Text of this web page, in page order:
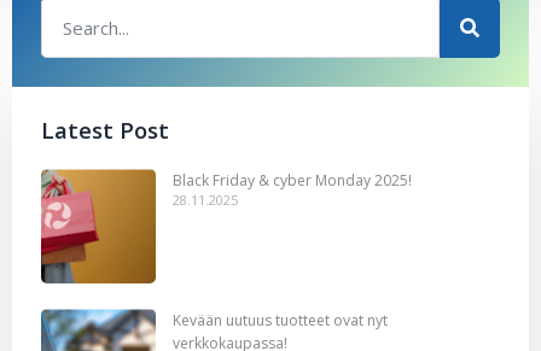
Latest Post
Black Friday & cyber Monday 2025!
28.11.2025
Kevään uutuus tuotteet ovat nyt
verkkokaupassa!